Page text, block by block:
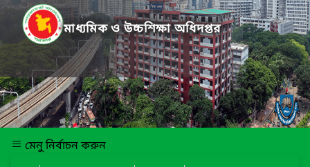
মাধ্যমিক ও উচ্চশিক্ষা অধিদপ্তর
মেনু নির্বাচন করুন